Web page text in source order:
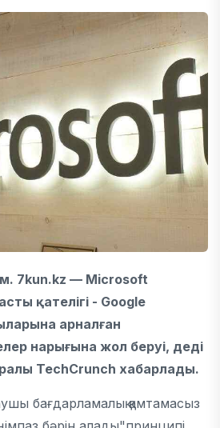
7kun.kz — Microsoft
қателігі - Google
арналған
нарығына жол беруі, деді
TechCrunch хабарлады.
бағдарламалық қамтамасыз